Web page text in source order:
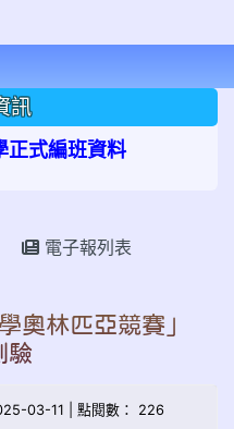
訊
正式編班資料
電子報列表
奧林匹亞競賽」
驗
03-11 | 點閱數： 226